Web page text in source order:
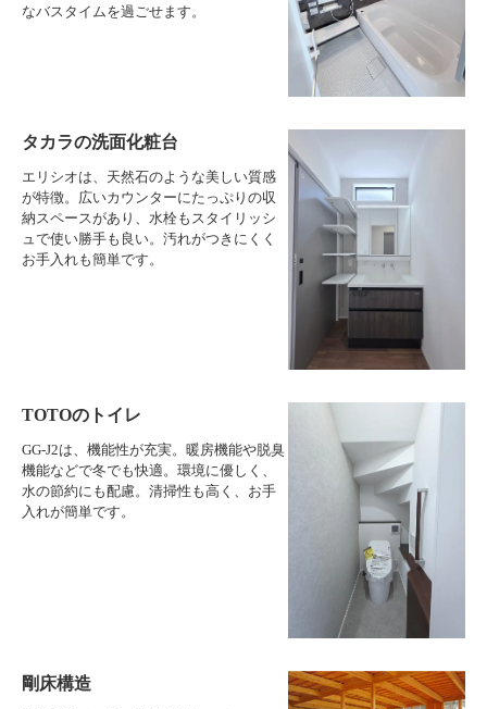
なバスタイムを過ごせます。
タカラの洗面化粧台
エリシオは、天然石のような美しい質感
が特徴。広いカウンターにたっぷりの収
納スペースがあり、水栓もスタイリッシ
ュで使い勝手も良い。汚れがつきにくく
お手入れも簡単です。
TOTOのトイレ
GG-J2は、機能性が充実。暖房機能や脱臭
機能などで冬でも快適。環境に優しく、
水の節約にも配慮。清掃性も高く、お手
入れが簡単です。
剛床構造